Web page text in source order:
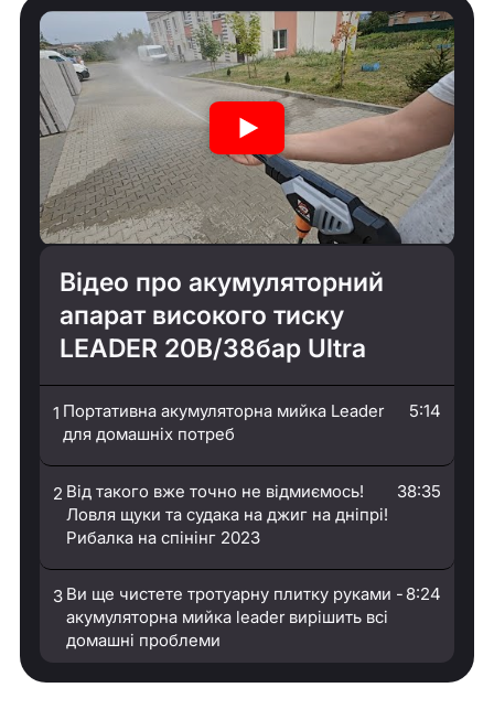
Відео про акумуляторний
апарат високого тиску
LEADER 20В/38бар Ultra
1 Портативна акумуляторна мийка Leader
для домашніх потреб
5:14
2 Від такого вже точно не відмиємось!
Ловля щуки та судака на джиг на дніпрі!
Рибалка на спінінг 2023
38:35
3 Ви ще чистете тротуарну плитку руками -
акумуляторна мийка leader вирішить всі
домашні проблеми
8:24